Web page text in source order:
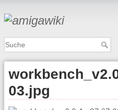
03.jpg